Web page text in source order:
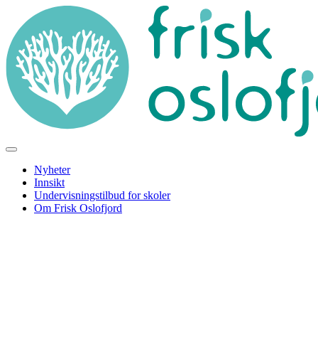
Nyheter
Innsikt
Undervisningstilbud for skoler
Om Frisk Oslofjord